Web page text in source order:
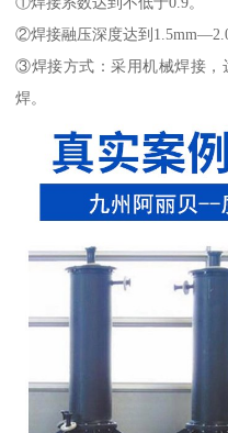
②焊接融压深度达到
③焊接方式：采用机械焊接，
焊。